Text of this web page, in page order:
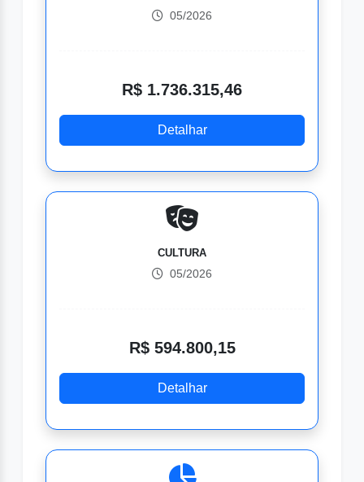
05/2026
R$ 1.736.315,46
Detalhar
CULTURA
05/2026
R$ 594.800,15
Detalhar